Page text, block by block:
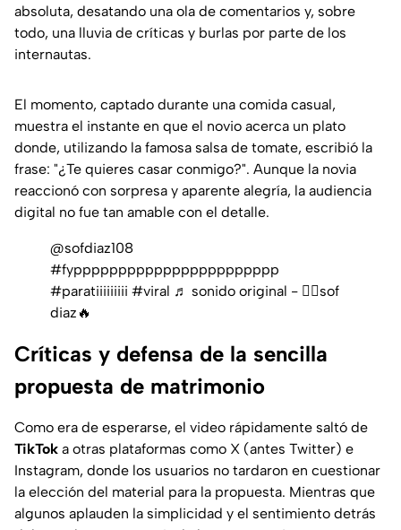
absoluta, desatando una ola de comentarios y, sobre
todo, una lluvia de críticas y burlas por parte de los
internautas.
El momento, captado durante una comida casual,
muestra el instante en que el novio acerca un plato
donde, utilizando la famosa salsa de tomate, escribió la
frase: "¿Te quieres casar conmigo?". Aunque la novia
reaccionó con sorpresa y aparente alegría, la audiencia
digital no fue tan amable con el detalle.
@sofdiaz108
#fyppppppppppppppppppppppp
#paratiiiiiiiii #viral ♬ sonido original - ❤️‍🔥sof
diaz🔥
Críticas y defensa de la sencilla
propuesta de matrimonio
Como era de esperarse, el video rápidamente saltó de
TikTok a otras plataformas como X (antes Twitter) e
Instagram, donde los usuarios no tardaron en cuestionar
la elección del material para la propuesta. Mientras que
algunos aplauden la simplicidad y el sentimiento detrás